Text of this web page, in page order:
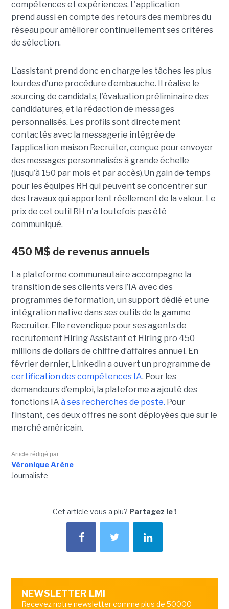
compétences et expériences. L'application
prend aussi en compte des retours des membres du
réseau pour améliorer continuellement ses critères
de sélection.
L’assistant prend donc en charge les tâches les plus
lourdes d'une procédure d’embauche. Il réalise le
sourcing de candidats, l'évaluation préliminaire des
candidatures, et la rédaction de messages
personnalisés. Les profils sont directement
contactés avec la messagerie intégrée de
l’application maison Recruiter, conçue pour envoyer
des messages personnalisés à grande échelle
(jusqu’à 150 par mois et par accès).Un gain de temps
pour les équipes RH qui peuvent se concentrer sur
des travaux qui apportent réellement de la valeur. Le
prix de cet outil RH n'a toutefois pas été
communiqué.
450 M$ de revenus annuels
La plateforme communautaire accompagne la
transition de ses clients vers l’IA avec des
programmes de formation, un support dédié et une
intégration native dans ses outils de la gamme
Recruiter. Elle revendique pour ses agents de
recrutement Hiring Assistant et Hiring pro 450
millions de dollars de chiffre d’affaires annuel. En
février dernier, Linkedin a ouvert un programme de
certification des compétences IA. Pour les
demandeurs d’emploi, la plateforme a ajouté des
fonctions IA à ses recherches de poste. Pour
l’instant, ces deux offres ne sont déployées que sur le
marché américain.
Article rédigé par
Véronique Arène
Journaliste
Cet article vous a plu? Partagez le !
NEWSLETTER LMI
Recevez notre newsletter comme plus de 50000